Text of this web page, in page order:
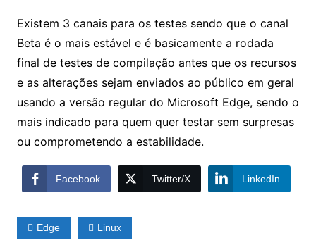
Existem 3 canais para os testes sendo que o canal
Beta é o mais estável e é basicamente a rodada
final de testes de compilação antes que os recursos
e as alterações sejam enviados ao público em geral
usando a versão regular do Microsoft Edge, sendo o
mais indicado para quem quer testar sem surpresas
ou comprometendo a estabilidade.
Facebook Twitter/X LinkedIn
Edge Linux